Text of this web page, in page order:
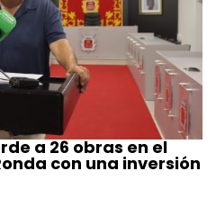
a 26 obras en el
con una inversión